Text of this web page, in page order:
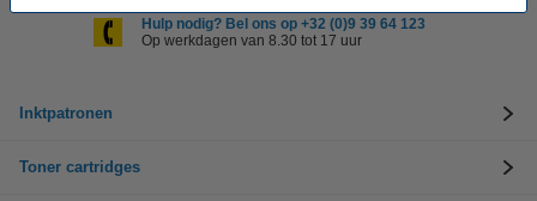
Hulp nodig? Bel ons op +32 (0)9 39 64 123
Op werkdagen van 8.30 tot 17 uur
Inktpatronen
Toner cartridges